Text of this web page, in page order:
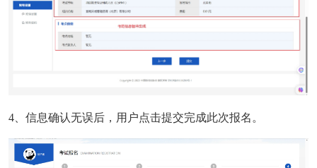
4、信息确认无误后，用户点击提交完成此次报名。